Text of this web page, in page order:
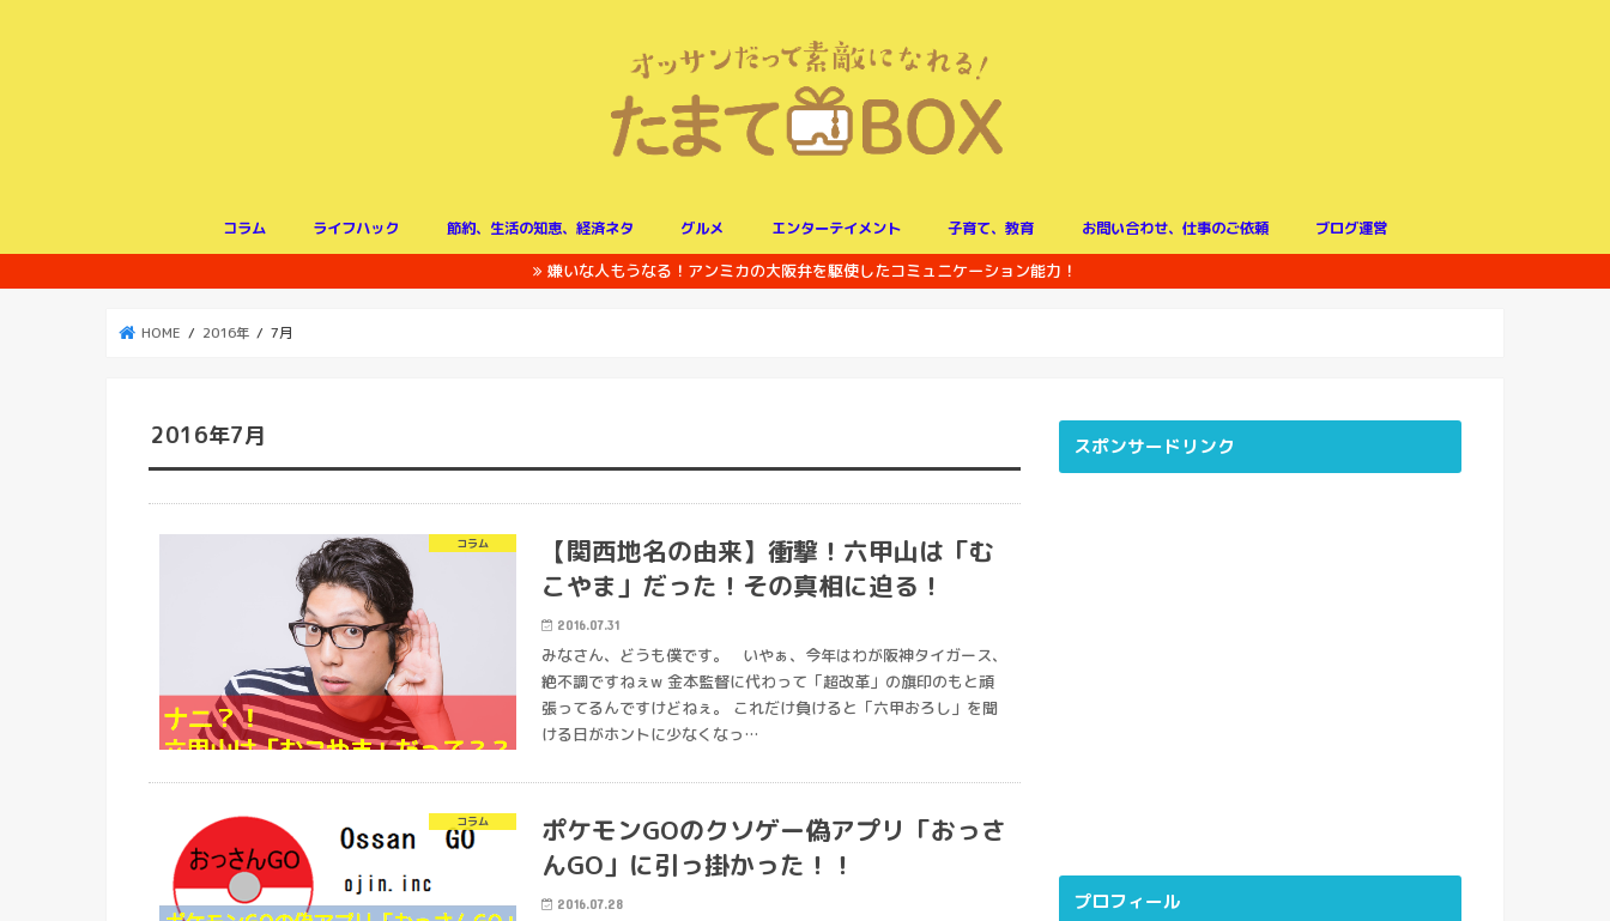
コラム ライフハック 節約、生活の知恵、経済ネタ グルメ エンターテイメント 子育て、教育 お問い合わせ、仕事のご依頼 ブログ運営
嫌いな人もうなる！アンミカの大阪弁を駆使したコミュニケーション能力！
HOME 2016年 7月
2016年7月
コラム
【関西地名の由来】衝撃！六甲山は「む
こやま」だった！その真相に迫る！
2016.07.31
みなさん、どうも僕です。 いやぁ、今年はわが阪神タイガース、
絶不調ですねぇw 金本監督に代わって「超改革」の旗印のもと頑
張ってるんですけどねぇ。 これだけ負けると「六甲おろし」を聞
ける日がホントに少なくなっ…
コラム
ポケモンGOのクソゲー偽アプリ「おっさ
んGO」に引っ掛かった！！
2016.07.28
スポンサードリンク
プロフィール